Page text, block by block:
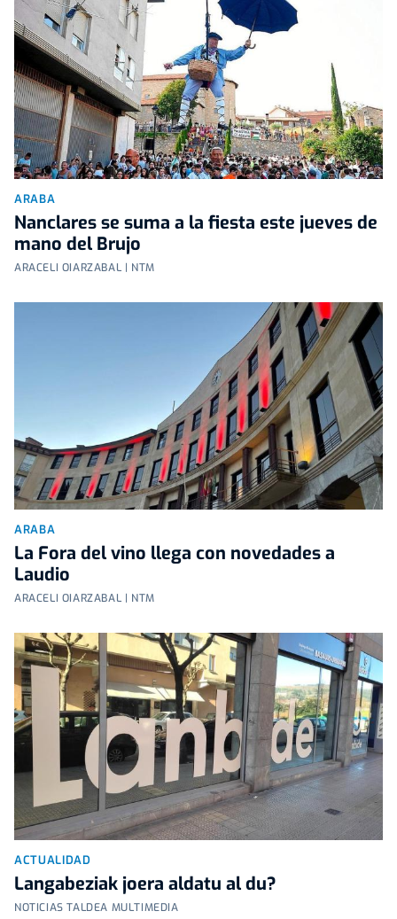
ARABA
Nanclares se suma a la fiesta este jueves de
mano del Brujo
ARACELI OIARZABAL | NTM
ARABA
La Fora del vino llega con novedades a
Laudio
ARACELI OIARZABAL | NTM
ACTUALIDAD
Langabeziak joera aldatu al du?
NOTICIAS TALDEA MULTIMEDIA